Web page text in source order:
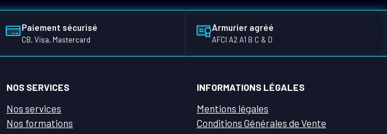
Paiement sécurisé
CB, Visa, Mastercard
Armurier agréé
AFCI A2 A1 B C & D
NOS SERVICES
Nos services
Nos formations
INFORMATIONS LÉGALES
Mentions légales
Conditions Générales de Vente